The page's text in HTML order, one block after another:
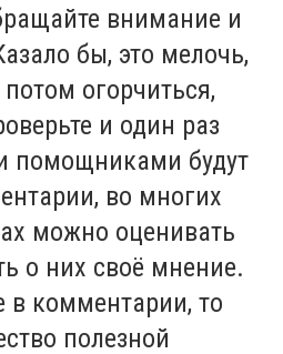
внимание и
бы, это мелочь,
огорчиться,
и один раз
помощниками будут
во многих
можно оценивать
о них своё мнение.
в комментарии, то
полезной